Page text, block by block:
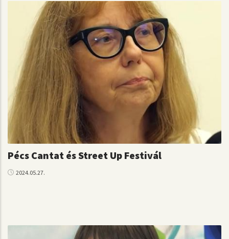
Pécs Cantat és Street Up Festivál
2024.05.27.